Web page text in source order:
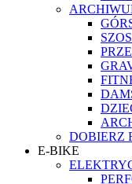
DOBIERZ
E-BIKE